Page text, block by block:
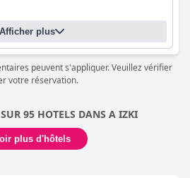
Afficher plus
peuvent s'appliquer. Veuillez vérifier
votre réservation.
95 HOTELS DANS A IZKI
plus d'hôtels